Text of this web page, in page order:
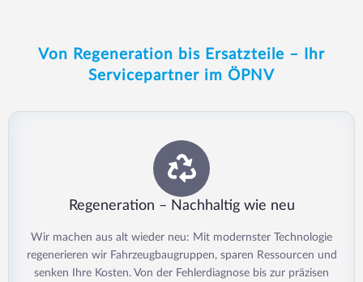
Von Regeneration bis Ersatzteile – Ihr
Servicepartner im ÖPNV
Regeneration – Nachhaltig wie neu
Wir machen aus alt wieder neu: Mit modernster Technologie
regenerieren wir Fahrzeugbaugruppen, sparen Ressourcen und
senken Ihre Kosten. Von der Fehlerdiagnose bis zur präzisen